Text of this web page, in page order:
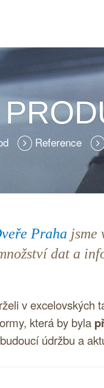
Reference
Praha jsme
dat a
v excelovských
která by byla
údržbu a